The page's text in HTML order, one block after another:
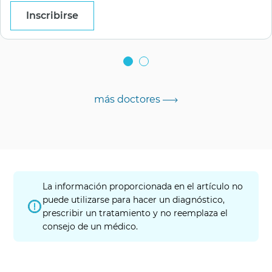
Inscribirse
más doctores
La información proporcionada en el artículo no
puede utilizarse para hacer un diagnóstico,
prescribir un tratamiento y no reemplaza el
consejo de un médico.